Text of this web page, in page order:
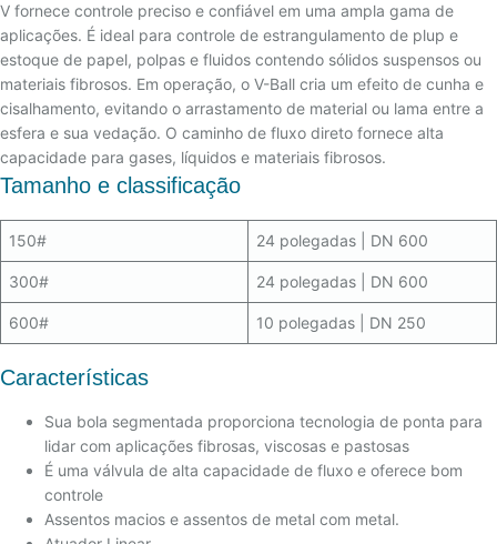
V fornece controle preciso e confiável em uma ampla gama de
aplicações. É ideal para controle de estrangulamento de plup e
estoque de papel, polpas e fluidos contendo sólidos suspensos ou
materiais fibrosos. Em operação, o V-Ball cria um efeito de cunha e
cisalhamento, evitando o arrastamento de material ou lama entre a
esfera e sua vedação. O caminho de fluxo direto fornece alta
capacidade para gases, líquidos e materiais fibrosos.
Tamanho e classificação
150# 24 polegadas | DN 600
300# 24 polegadas | DN 600
600# 10 polegadas | DN 250
Características
Sua bola segmentada proporciona tecnologia de ponta para
lidar com aplicações fibrosas, viscosas e pastosas
É uma válvula de alta capacidade de fluxo e oferece bom
controle
Assentos macios e assentos de metal com metal.